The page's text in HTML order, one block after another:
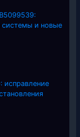
системы и новые
исправление